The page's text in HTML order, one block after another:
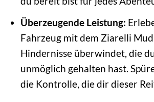
Überzeugende Leistung:
Fahrzeug mit dem Ziarelli
Hindernisse überwindet, die
unmöglich gehalten hast.
die Kontrolle, die dir dieser